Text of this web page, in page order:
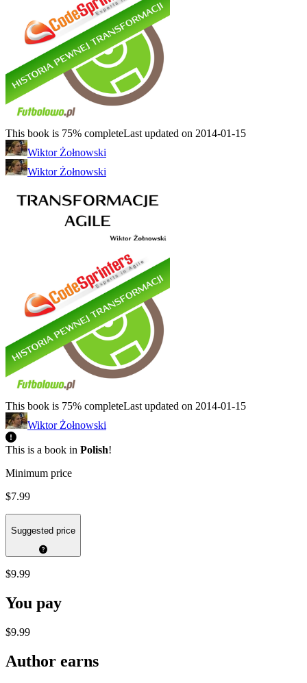
This book is 75% completeLast updated on 2014-01-15
Wiktor Żołnowski
Wiktor Żołnowski
This book is 75% completeLast updated on 2014-01-15
Wiktor Żołnowski
This is a book in Polish!
Minimum price
$7.99
Suggested price
$9.99
You pay
$9.99
Author earns